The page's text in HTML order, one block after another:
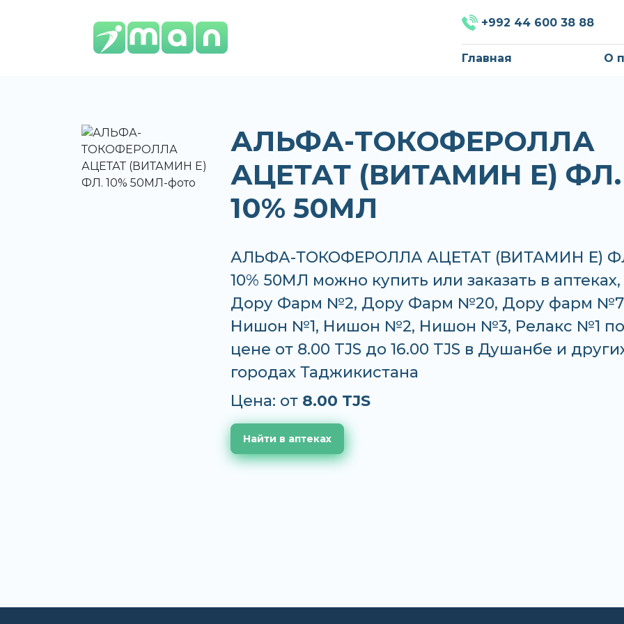
+992 44 600 38 88
Главная О
АЛЬФА-ТОКОФЕРОЛЛА
АЦЕТАТ (ВИТАМИН Е) ФЛ.
10% 50МЛ
АЛЬФА-ТОКОФЕРОЛЛА АЦЕТАТ (ВИТАМИН Е)
10% 50МЛ можно купить или заказать в аптеках,
Дору Фарм №2, Дору Фарм №20, Дору фарм
Нишон №1, Нишон №2, Нишон №3, Релакс №1 по
цене от 8.00 TJS до 16.00 TJS в Душанбе и
городах Таджикистана
Цена: от 8.00 TJS
Найти в аптеках